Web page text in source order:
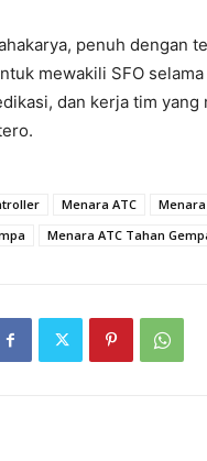
penuh dengan
mewakili SFO
dan kerja tim
Menara ATC Menara
Menara ATC Tahan